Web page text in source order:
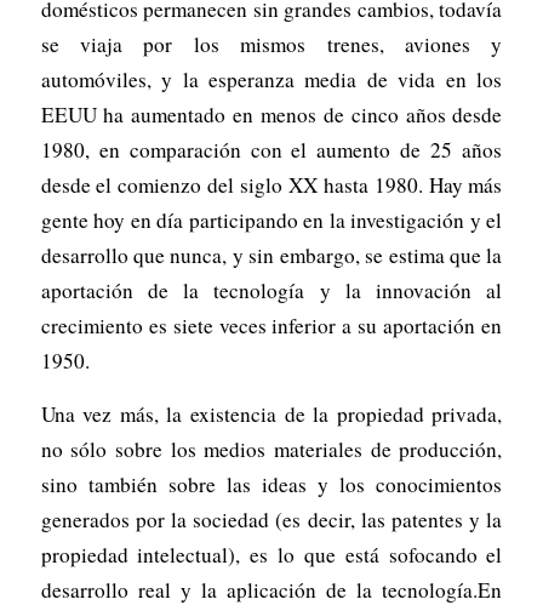
domésticos permanecen sin grandes cambios, todavía
se viaja por los mismos trenes, aviones y
automóviles, y la esperanza media de vida en los
EEUU ha aumentado en menos de cinco años desde
1980, en comparación con el aumento de 25 años
desde el comienzo del siglo XX hasta 1980. Hay más
gente hoy en día participando en la investigación y el
desarrollo que nunca, y sin embargo, se estima que la
aportación de la tecnología y la innovación al
crecimiento es siete veces inferior a su aportación en
1950.
Una vez más, la existencia de la propiedad privada,
no sólo sobre los medios materiales de producción,
sino también sobre las ideas y los conocimientos
generados por la sociedad (es decir, las patentes y la
propiedad intelectual), es lo que está sofocando el
desarrollo real y la aplicación de la tecnología.En